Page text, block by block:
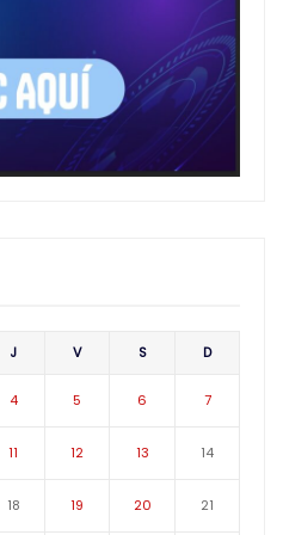
J V S D
4 5 6 7
11 12 13 14
18 19 20 21